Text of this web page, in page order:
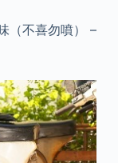
（不喜勿噴） –